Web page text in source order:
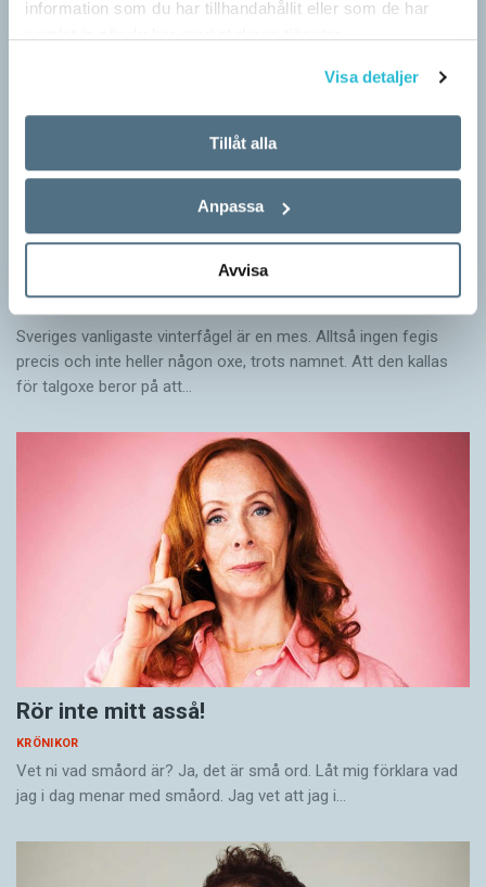
information som du har tillhandahållit eller som de har
Visa detaljer
Tillåt alla
Anpassa
Avvisa
Mesen är ingen fegis
Sveriges vanligaste vinterfågel är en mes. Alltså ingen fegis
precis och inte heller någon oxe, trots namnet. Att den kallas
för talgoxe beror på att…
Rör inte mitt asså!
KRÖNIKOR
Vet ni vad småord är? Ja, det är små ord. Låt mig förklara vad
jag i dag menar med småord. Jag vet att jag i…